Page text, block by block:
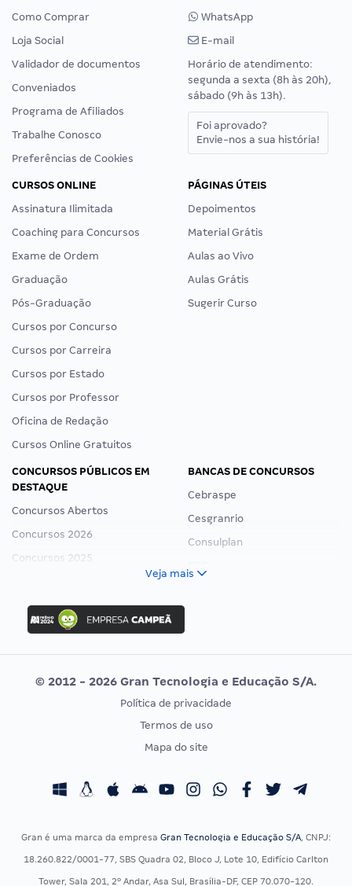
Como Comprar
Loja Social
Validador de documentos
Conveniados
Programa de Afiliados
Trabalhe Conosco
Preferências de Cookies
WhatsApp
E-mail
Horário de atendimento:
segunda a sexta (8h às 20h),
sábado (9h às 13h).
Foi aprovado?
Envie-nos a sua história!
CURSOS ONLINE
Assinatura Ilimitada
Coaching para Concursos
Exame de Ordem
Graduação
Pós-Graduação
Cursos por Concurso
Cursos por Carreira
Cursos por Estado
Cursos por Professor
Oficina de Redação
Cursos Online Gratuitos
PÁGINAS ÚTEIS
Depoimentos
Material Grátis
Aulas ao Vivo
Aulas Grátis
Sugerir Curso
CONCURSOS PÚBLICOS EM
DESTAQUE
Concursos Abertos
Concursos 2026
Concursos 2025
Concurso Ibama
Concurso MPU
Editais publicados
BANCAS DE CONCURSOS
Cebraspe
Cesgranrio
Consulplan
Vunesp
CONCURSOS POR PROFISSÃO
Concursos Fiscais
EXAME DE ORDEM
Calendário OAB
Veja mais
© 2012 - 2026 Gran Tecnologia e Educação S/A.
Política de privacidade
Termos de uso
Mapa do site
Gran é uma marca da empresa Gran Tecnologia e Educação S/A, CNPJ:
18.260.822/0001-77, SBS Quadra 02, Bloco J, Lote 10, Edifício Carlton
Tower, Sala 201, 2º Andar, Asa Sul, Brasília-DF, CEP 70.070-120.